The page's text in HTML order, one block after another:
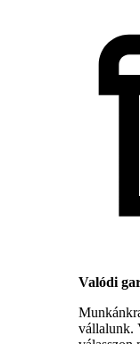
Valódi
vállalunk.